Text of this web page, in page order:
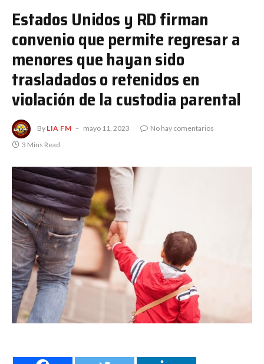
Estados Unidos y RD firman
convenio que permite regresar a
menores que hayan sido
trasladados o retenidos en
violación de la custodia parental
By LIA FM mayo 11, 2023
No hay comentarios
3 Mins Read